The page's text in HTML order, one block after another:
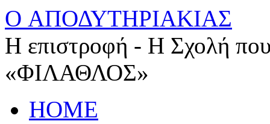
O ΑΠΟΔΥΤΗΡΙΑΚΙΑΣ
Η επιστροφή - Η Σχολή
«ΦΙΛΑΘΛΟΣ»
HOME